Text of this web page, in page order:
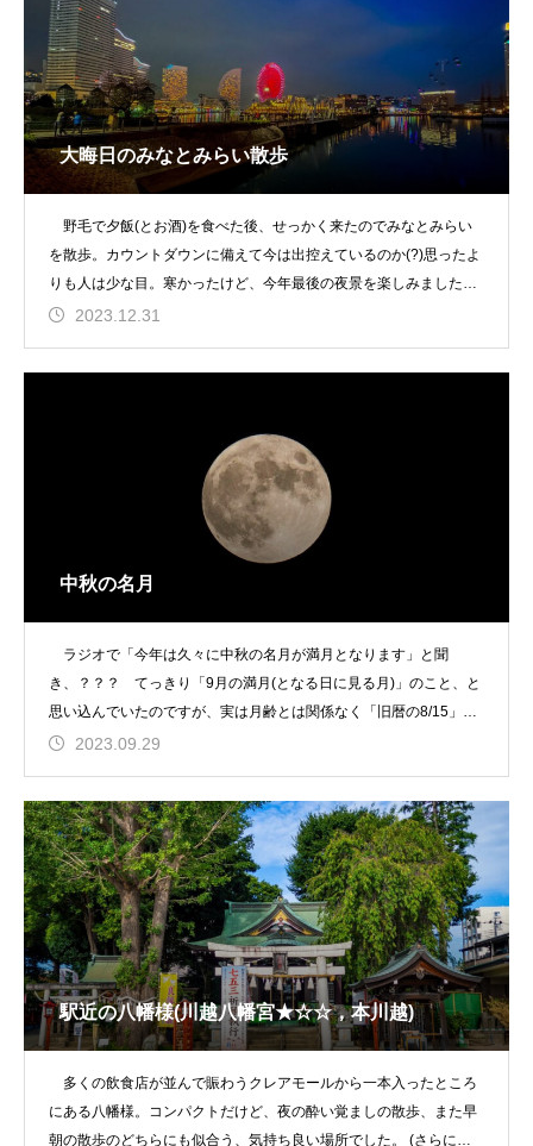
大晦日のみなとみらい散歩
野毛で夕飯(とお酒)を食べた後、せっかく来たのでみなとみらい
を散歩。カウントダウンに備えて今は出控えているのか(?)思ったよ
りも人は少な目。寒かったけど、今年最後の夜景を楽しみました。
(more2023.12.31
中秋の名月
ラジオで「今年は久々に中秋の名月が満月となります」と聞
き、？？？ てっきり「9月の満月(となる日に見る月)」のこと、と
思い込んでいたのですが、実は月齢とは関係なく「旧暦の8/15」と
いう「日付指定」
2023.09.29
駅近の八幡様(川越八幡宮★☆☆，本川越)
多くの飲食店が並んで賑わうクレアモールから一本入ったところ
にある八幡様。コンパクトだけど、夜の酔い覚ましの散歩、また早
朝の散歩のどちらにも似合う、気持ち良い場所でした。 (さらに